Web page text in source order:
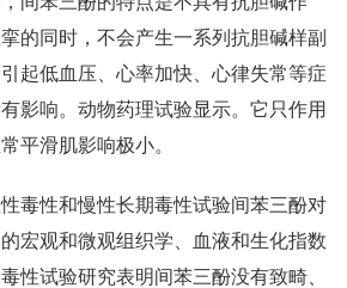
的同时，不会产生一系列抗胆碱样副
起低血压、心率加快、心律失常等症
影响。动物药理试验显示。它只作用
平滑肌影响极小。
毒性和慢性长期毒性试验间苯三酚对
宏观和微观组织学、血液和生化指数
性试验研究表明间苯三酚没有致畸、